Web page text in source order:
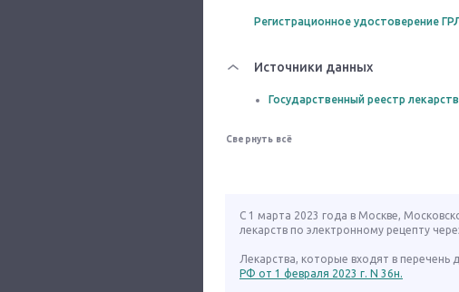
Регистрационное удостоверение
Источники данных
Государственный реестр
Свернуть всё
С 1 марта 2023 года в Москве,
лекарств по электронному рецепту
Лекарства, которые входят в
РФ от 1 февраля 2023 г. N 36н.